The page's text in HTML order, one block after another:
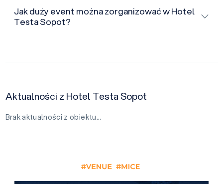
Jak duży event można zorganizować w Hotel
Testa Sopot?
Aktualności z Hotel Testa Sopot
Brak aktualności z obiektu…